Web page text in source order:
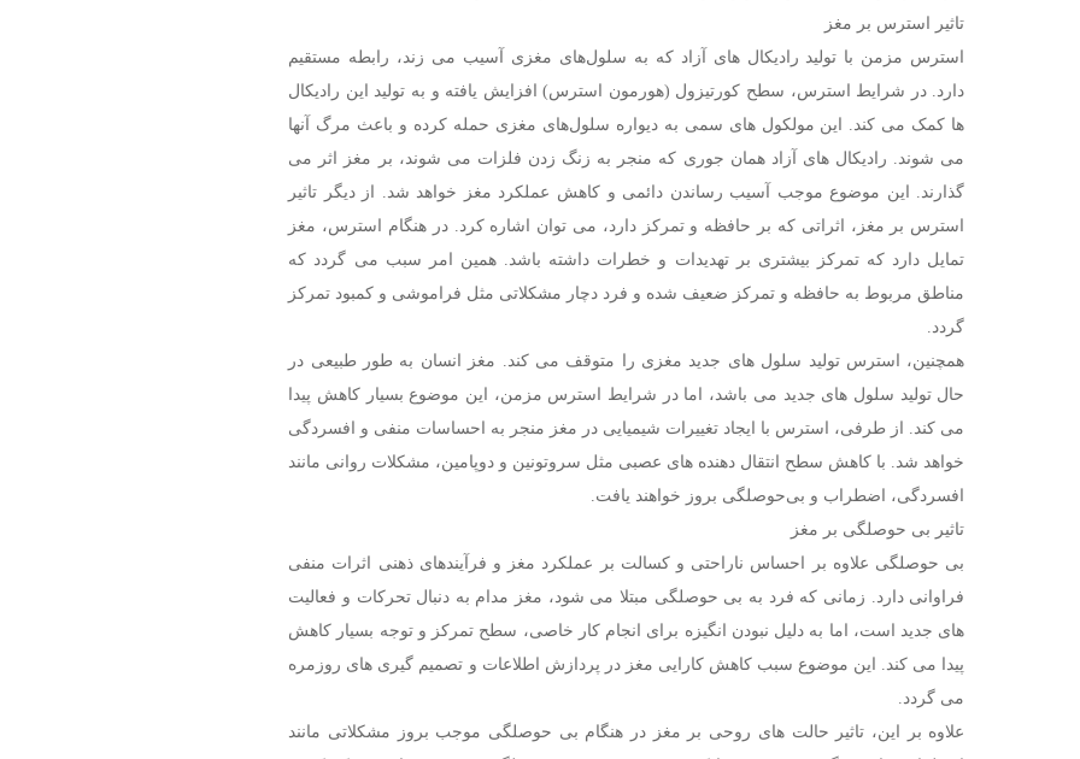
تاثیر استرس بر مغز
استرس مزمن با تولید رادیکال ‌های آزاد که به سلول‌های مغزی آسیب می ‌زند، رابطه مستقیم
دارد. در شرایط استرس، سطح کورتیزول (هورمون استرس) افزایش یافته و به تولید این رادیکال‌
ها کمک می ‌کند. این مولکول ‌های سمی به دیواره سلول‌های مغزی حمله کرده و باعث مرگ آنها
می ‌شوند. رادیکال ‌های آزاد همان جوری که منجر به زنگ زدن فلزات می شوند، بر مغز اثر می
گذارند. این موضوع موجب آسیب‌ رساندن دائمی و کاهش عملکرد مغز خواهد شد. از دیگر تاثیر
استرس بر مغز، اثراتی که بر حافظه و تمرکز دارد، می توان اشاره کرد. در هنگام استرس، مغز
تمایل دارد که تمرکز بیشتری بر تهدیدات و خطرات داشته باشد. همین امر سبب می گردد که
مناطق مربوط به حافظه و تمرکز ضعیف شده و فرد دچار مشکلاتی مثل فراموشی و کمبود تمرکز
گردد.
همچنین، استرس تولید سلول ‌های جدید مغزی را متوقف می ‌کند. مغز انسان به طور طبیعی در
حال تولید سلول ‌های جدید می باشد، اما در شرایط استرس مزمن، این موضوع بسیار کاهش پیدا
می کند. از طرفی، استرس با ایجاد تغییرات شیمیایی در مغز منجر به احساسات منفی و افسردگی
خواهد شد. با کاهش سطح انتقال ‌دهنده ‌های عصبی مثل سروتونین و دوپامین، مشکلات روانی مانند
افسردگی، اضطراب و بی‌حوصلگی بروز خواهند یافت.
تاثیر بی حوصلگی بر مغز
بی‌ حوصلگی علاوه بر احساس ناراحتی و کسالت بر عملکرد مغز و فرآیندهای ذهنی اثرات منفی
فراوانی دارد. زمانی که فرد به بی ‌حوصلگی مبتلا می شود، مغز مدام به دنبال تحرکات و فعالیت
‌های جدید است، اما به دلیل نبودن انگیزه برای انجام کار خاصی، سطح تمرکز و توجه بسیار کاهش
پیدا می کند. این موضوع سبب کاهش کارایی مغز در پردازش اطلاعات و تصمیم ‌گیری‌ های روزمره
می گردد.
علاوه بر این، تاثیر حالت های روحی بر مغز در هنگام بی‌ حوصلگی موجب بروز مشکلاتی مانند